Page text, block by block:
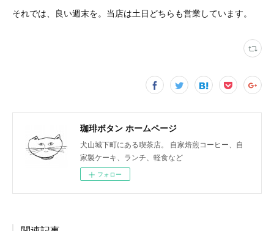
それでは、良い週末を。当店は土日どちらも営業しています。
珈琲ボタン ホームページ
犬山城下町にある喫茶店。 自家焙煎コーヒー、自
家製ケーキ、ランチ、軽食など
フォロー